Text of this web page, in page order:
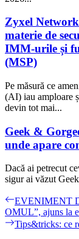
Zyxel
materie de
IMM-urile și
(MSP)
Pe măsură ce
(AI) iau amploare
devin tot mai...
Geek &
unde apare
Dacă ai petrecut
sigur ai văzut
Navigare
în
Previous
post:
EVENIMENT
OMUL”, ajuns la
Next
Tips&tricks: ce